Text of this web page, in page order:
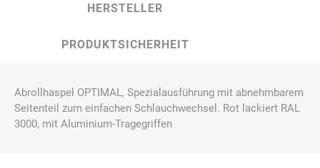
HERSTELLER
PRODUKTSICHERHEIT
Abrollhaspel OPTIMAL, Spezialausführung mit abnehmbarem
Seitenteil zum einfachen Schlauchwechsel. Rot lackiert RAL
3000, mit Aluminium-Tragegriffen